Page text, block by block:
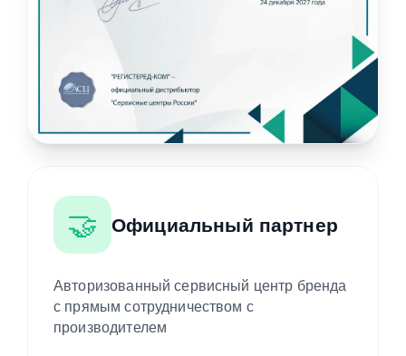
🤝 Официальный партнер
Авторизованный сервисный центр бренда
с прямым сотрудничеством с
производителем